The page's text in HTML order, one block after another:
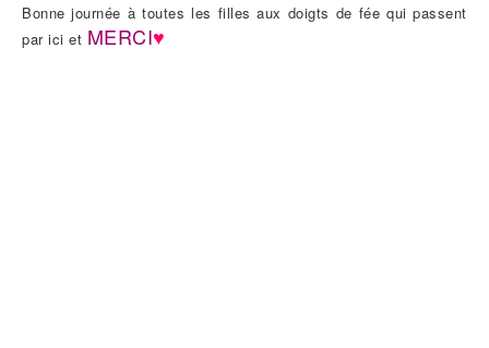
Bonne journée à toutes les filles aux doigts de fée qui passent
par ici et MERCI♥